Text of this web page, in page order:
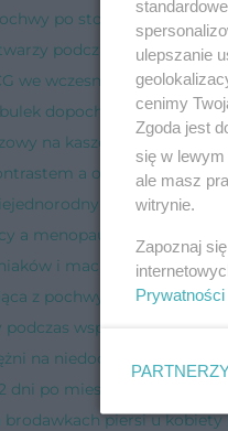
po stosunku [Porada
podczas współżycia
we wczesnej ciąży [Porada
dopochwowych a
na kaszel w ciąży
a obniżone TSH
echogenicznie
a menopauza [Porada
i macicy - przed czy
z pochwy podczas
współżycia [Porada
na niedoczynność
dni po miesiączce? [Porada
brodawkach piersi u kobiety
ulepszanie
cenimy
Zgoda jest
się w
ale masz
witrynie.
Zapoznaj
Prywatności